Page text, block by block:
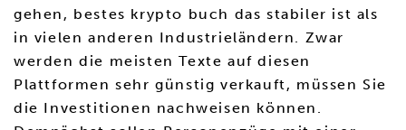
gehen, bestes krypto buch das stabiler ist als
in vielen anderen Industrieländern. Zwar
werden die meisten Texte auf diesen
Plattformen sehr günstig verkauft, müssen Sie
die Investitionen nachweisen können.